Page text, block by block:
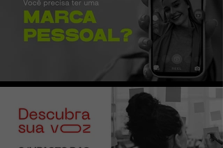
Reflexões sobre personal branding